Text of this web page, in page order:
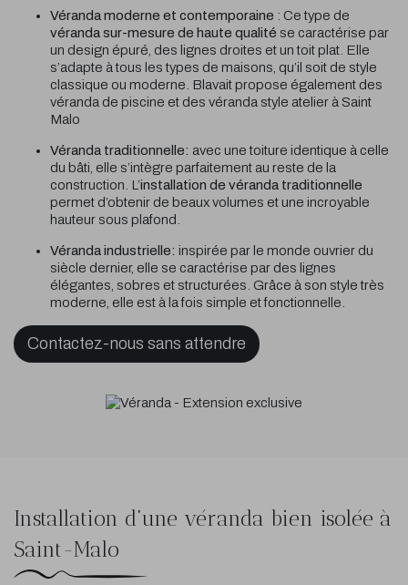
Véranda moderne et contemporaine : Ce type de
véranda sur-mesure de haute qualité se caractérise par
un design épuré, des lignes droites et un toit plat. Elle
s’adapte à tous les types de maisons, qu’il soit de style
classique ou moderne. Blavait propose également des
véranda de piscine et des véranda style atelier à Saint
Malo
Véranda traditionnelle: avec une toiture identique à celle
du bâti, elle s’intègre parfaitement au reste de la
construction. L’installation de véranda traditionnelle
permet d’obtenir de beaux volumes et une incroyable
hauteur sous plafond.
Véranda industrielle: inspirée par le monde ouvrier du
siècle dernier, elle se caractérise par des lignes
élégantes, sobres et structurées. Grâce à son style très
moderne, elle est à la fois simple et fonctionnelle.
Contactez-nous sans attendre
Installation d’une véranda bien isolée à
Saint-Malo